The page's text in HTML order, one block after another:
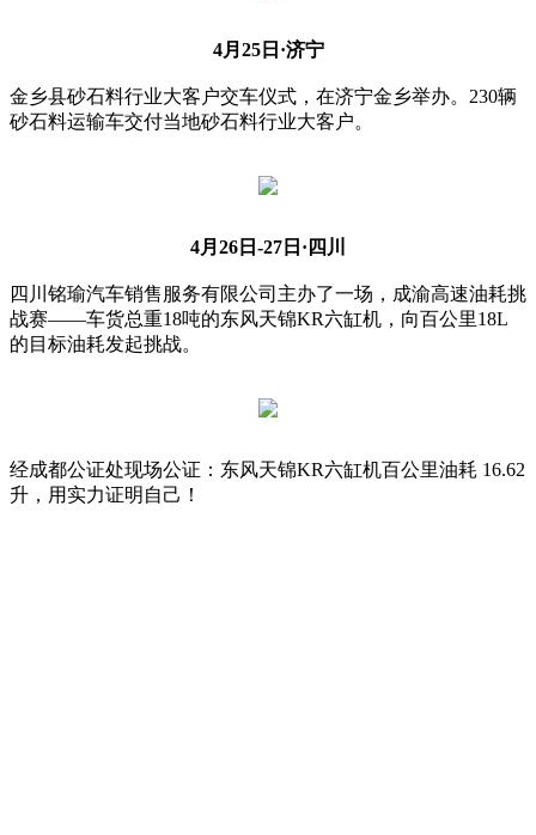
4月25日·济宁
金乡县砂石料行业大客户交车仪式，在济宁金乡举办。230辆
砂石料运输车交付当地砂石料行业大客户。
4月26日-27日·四川
四川铭瑜汽车销售服务有限公司主办了一场，成渝高速油耗挑
战赛——车货总重18吨的东风天锦KR六缸机，向百公里18L
的目标油耗发起挑战。
经成都公证处现场公证：东风天锦KR六缸机百公里油耗 16.62
升，用实力证明自己！